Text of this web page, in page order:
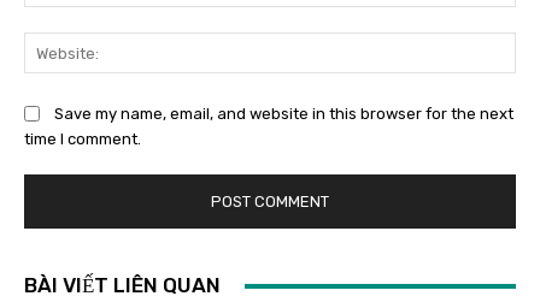
Save my name, email, and website in this browser for the next
time I comment.
BÀI VIẾT LIÊN QUAN